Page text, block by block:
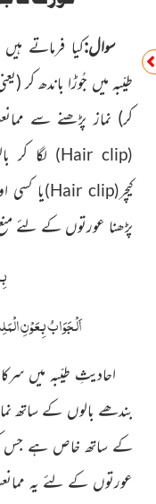
سوال:کیا فرماتے
طیّبہ میں جُوڑا باندھ کر
کر) نماز پڑھنے سے
(
Hair clip
) لگا کر
کیچر(
Hair clip
)یا کسی
پڑھنا عورتوں کے لئے
اَلْجَوَابُ بِعَوْنِ
احادیثِ طیّبہ میں
بندھے بالوں کے ساتھ
کے ساتھ خاص ہے جس
عورتوں کے لئے یہ